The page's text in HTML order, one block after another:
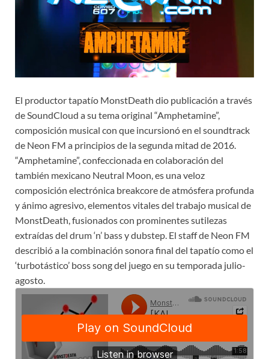
El productor tapatío MonstDeath dio publicación a través
de SoundCloud a su tema original “Amphetamine”,
composición musical con que incursionó en el soundtrack
de Neon FM a principios de la segunda mitad de 2016.
“Amphetamine”, confeccionada en colaboración del
también mexicano Neutral Moon, es una veloz
composición electrónica breakcore de atmósfera profunda
y ánimo agresivo, elementos vitales del trabajo musical de
MonstDeath, fusionados con prominentes sutilezas
extraídas del drum ‘n’ bass y dubstep. El staff de Neon FM
describió a la combinación sonora final del tapatío como el
‘turbotástico’ boss song del juego en su temporada julio-
agosto.